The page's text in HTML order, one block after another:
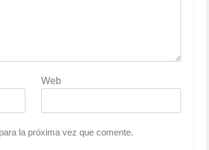
Web
la próxima vez que comente.